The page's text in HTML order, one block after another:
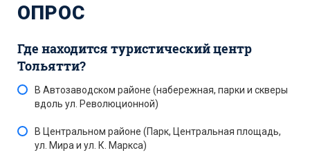
ОПРОС
Где находится туристический центр
Тольятти?
В Автозаводском районе (набережная, парки и скверы
вдоль ул. Революционной)
В Центральном районе (Парк, Центральная площадь,
ул. Мира и ул. К. Маркса)